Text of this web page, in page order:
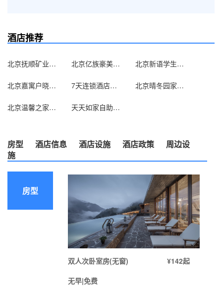
酒店推荐
北京抚顺矿业集团北京办事处 北京亿族豪美宾馆 北京新语学生求职公寓
北京嘉寓户晓酒店式公寓（原家喻户晓酒店式公寓） 7天连锁酒店（北京双井地铁家乐福店） 北京晴冬园家庭旅馆
北京温馨之家旅馆 天天如家自助服务式公寓（北京西直门店）
房型 酒店信息 酒店设施 酒店政策
周边设
施
房型
双人次卧室房(无窗)
¥142起
无早|免费